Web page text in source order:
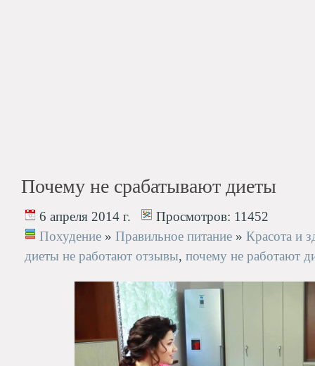
Почему не срабатывают диеты
6 апреля 2014 г. Просмотров: 11452
Похудение » Правильное питание » Красота и
диеты не работают отзывы, почему не работают